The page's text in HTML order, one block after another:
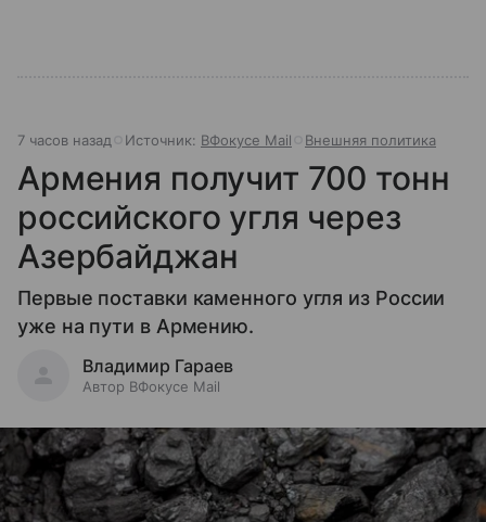
7 часов назад Источник: ВФокусе Mail Внешняя политика
Армения получит 700 тонн
российского угля через
Азербайджан
Первые поставки каменного угля из России
уже на пути в Армению.
Владимир Гараев
Автор ВФокусе Mail